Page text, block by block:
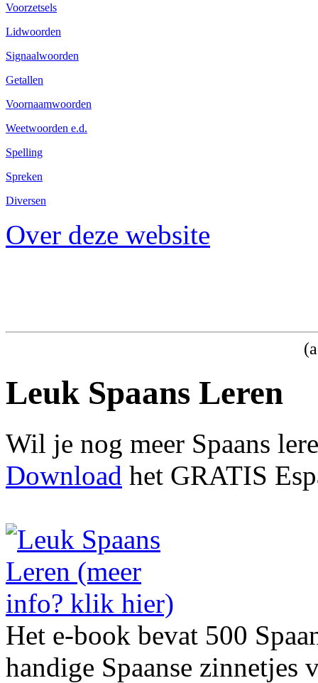
Voorzetsels
Lidwoorden
Signaalwoorden
Getallen
Voornaamwoorden
Weetwoorden e.d.
Spelling
Spreken
Diversen
Over deze website
Leuk Spaans Leren
Wil je nog meer Spaans
Download het GRATIS
Het e-book bevat 500
handige Spaanse zinnetjes